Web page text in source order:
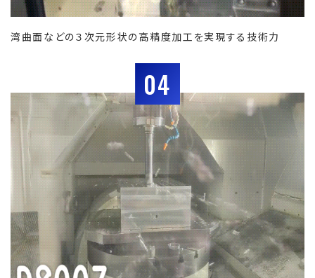
湾曲面などの３次元形状の高精度加工を実現する技術力
04